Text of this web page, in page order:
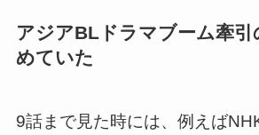
アジアBLドラマブーム牽引
めていた
9話まで見た時には、例えば